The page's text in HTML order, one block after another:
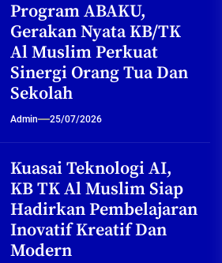
Program ABAKU,
Gerakan Nyata KB/TK
Al Muslim Perkuat
Sinergi Orang Tua Dan
Sekolah
Admin 25/07/2026
Kuasai Teknologi AI,
KB TK Al Muslim Siap
Hadirkan Pembelajaran
Inovatif Kreatif Dan
Modern